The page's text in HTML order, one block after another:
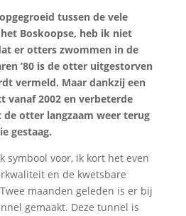
tussen de vele
Boskoopse, heb ik niet
er otters zwommen in de
’80 is de otter uitgestorven
vermeld. Maar dankzij een
vanaf 2002 en verbeterde
otter langzaam weer terug
gestaag.
symbool voor, ik kort het even
en de kwetsbare
maanden geleden is er bij
gemaakt. Deze tunnel is